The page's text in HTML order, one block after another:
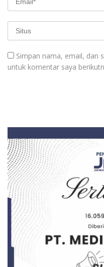
Simpan nama, email, dan
untuk komentar saya